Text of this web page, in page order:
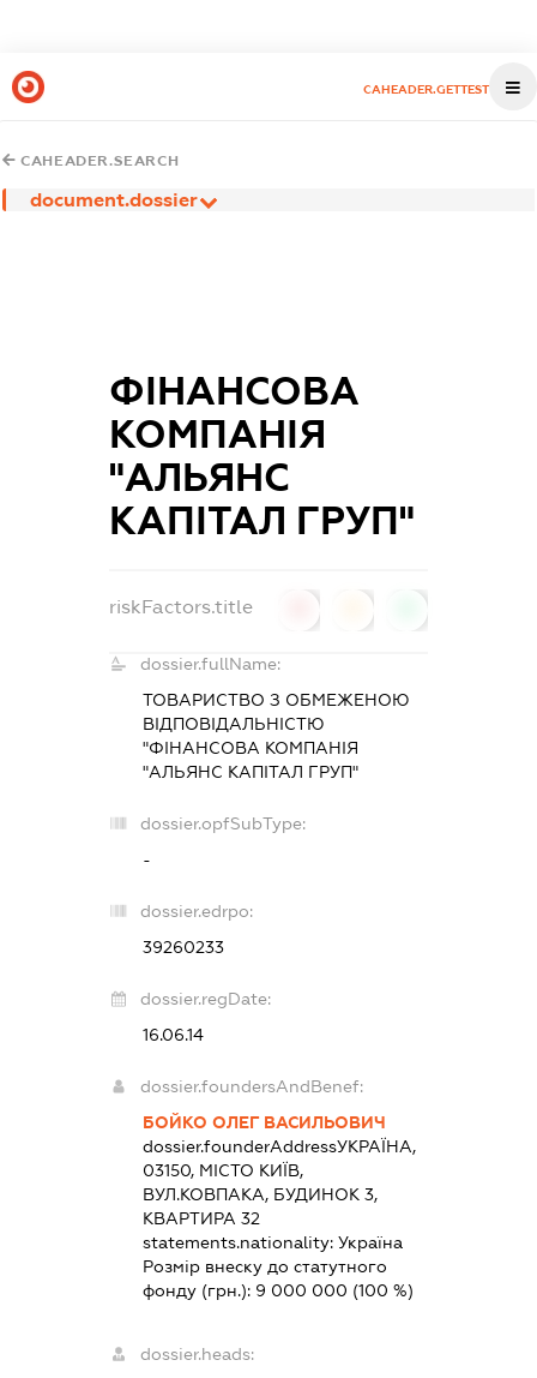
CAHEADER.GETTEST
CAHEADER.SEARCH
document.dossier
ФІНАНСОВА
КОМПАНІЯ
"АЛЬЯНС
КАПІТАЛ ГРУП"
riskFactors.title
dossier.fullName:
ТОВАРИСТВО З ОБМЕЖЕНОЮ
ВІДПОВІДАЛЬНІСТЮ
"ФІНАНСОВА КОМПАНІЯ
"АЛЬЯНС КАПІТАЛ ГРУП"
dossier.opfSubType:
-
dossier.edrpo:
39260233
dossier.regDate:
16.06.14
dossier.foundersAndBenef:
БОЙКО ОЛЕГ ВАСИЛЬОВИЧ
dossier.founderAddressУКРАЇНА,
03150, МІСТО КИЇВ,
ВУЛ.КОВПАКА, БУДИНОК 3,
КВАРТИРА 32
statements.nationality: Україна
Розмір внеску до статутного
фонду (грн.): 9 000 000 (100 %)
dossier.heads: